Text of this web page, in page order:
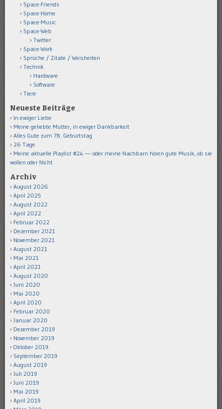
Space-Friends
Space-Home
Space-Music
Space-Web
Twitter
Space-Work
Sprüche / Zitate / Weisheiten
Technik
Hardware
Software
Tiere
Neueste Beiträge
In ewiger Liebe
Meine geliebte Mutter, in ewiger Dankbarkeit
Alles Gute zum 78. Geburtstag
26 Tage
Meine aktuelle Playlist #24 —- oder meine Nachbarn hören gute Musik, ob sie
wollen oder Nicht
Archiv
August 2026
April 2025
August 2022
April 2022
Februar 2022
Dezember 2021
November 2021
August 2021
Mai 2021
April 2021
August 2020
Juni 2020
Mai 2020
April 2020
Februar 2020
Januar 2020
Dezember 2019
November 2019
Oktober 2019
September 2019
August 2019
Juli 2019
Juni 2019
Mai 2019
April 2019